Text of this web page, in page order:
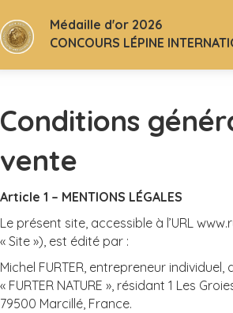
Médaille d'or 2026
CONCOURS LÉPINE
Conditions
vente
Article 1 – MENTIONS LÉGALES
Le présent site, accessible à l’URL
« Site »), est édité par :
Michel FURTER, entrepreneur individuel,
« FURTER NATURE », résidant 1 Les
79500 Marcillé, France.